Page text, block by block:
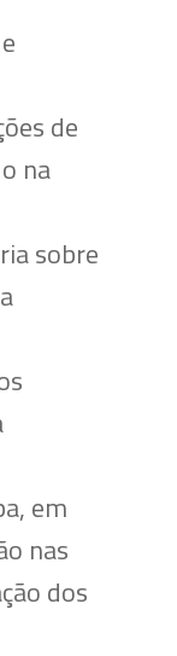
de
na
sobre
em
nas
dos